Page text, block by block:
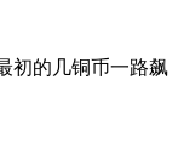
初的几铜币一路飙